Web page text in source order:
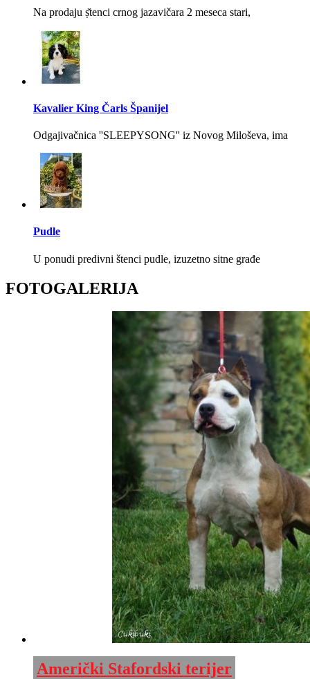
Na prodaju ṣ̌tenci crnog jazavičara 2 meseca stari,
Kavalier King Čarls Španijel
Odgajivačnica ''SLEEPYSONG'' iz Novog Miloševa, ima
Pudle
U ponudi predivni štenci pudle, izuzetno sitne građe
FOTOGALERIJA
Američki Stafordski terijer